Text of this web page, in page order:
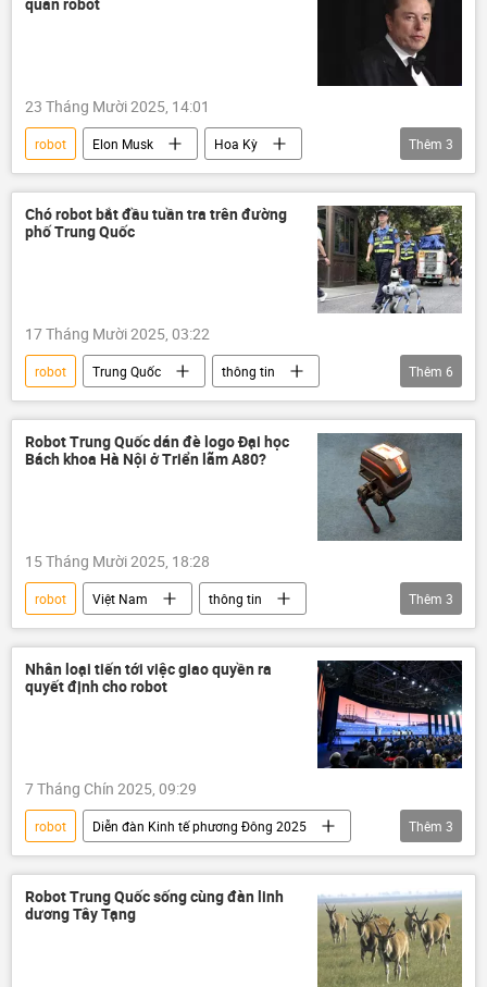
23 Tháng Mười 2025, 14:01
robot Elon Musk
Hoa Kỳ
Thế giới
Tesla doanh nhân
Thêm 3
Chó robot bắt đầu tuần tra trên đường
phố Trung Quốc
17 Tháng Mười 2025, 03:22
robot Trung Quốc
thông tin
Thế giới
Báo chí thế giới
cảnh sát
Alibaba
trí tuệ nhân tạo
Hàng Châu
Thêm 6
Robot Trung Quốc dán đè logo Đại học
Bách khoa Hà Nội ở Triển lãm A80?
15 Tháng Mười 2025, 18:28
robot Việt Nam
thông tin
giáo dục
Xã hội Trung Quốc
Thêm 3
Nhân loại tiến tới việc giao quyền ra
quyết định cho robot
7 Tháng Chín 2025, 09:29
robot
Diễn đàn Kinh tế phương Đông 2025
Thế giới
Chính trị trí tuệ nhân tạo
Thêm 3
Robot Trung Quốc sống cùng đàn linh
dương Tây Tạng